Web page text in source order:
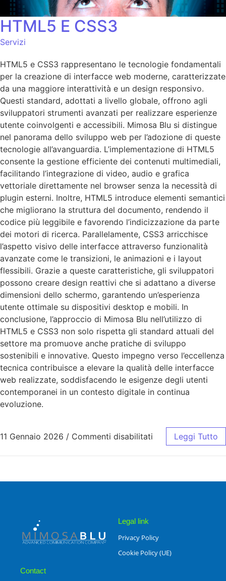
HTML5 E CSS3
Servizi
HTML5 e CSS3 rappresentano le tecnologie fondamentali
per la creazione di interfacce web moderne, caratterizzate
da una maggiore interattività e un design responsivo.
Questi standard, adottati a livello globale, offrono agli
sviluppatori strumenti avanzati per realizzare esperienze
utente coinvolgenti e accessibili. Mimosa Blu si distingue
nel panorama dello sviluppo web per l’adozione di queste
tecnologie all’avanguardia. L’implementazione di HTML5
consente la gestione efficiente dei contenuti multimediali,
facilitando l’integrazione di video, audio e grafica
vettoriale direttamente nel browser senza la necessità di
plugin esterni. Inoltre, HTML5 introduce elementi semantici
che migliorano la struttura del documento, rendendo il
codice più leggibile e favorendo l’indicizzazione da parte
dei motori di ricerca. Parallelamente, CSS3 arricchisce
l’aspetto visivo delle interfacce attraverso funzionalità
avanzate come le transizioni, le animazioni e i layout
flessibili. Grazie a queste caratteristiche, gli sviluppatori
possono creare design reattivi che si adattano a diverse
dimensioni dello schermo, garantendo un’esperienza
utente ottimale su dispositivi desktop e mobili. In
conclusione, l’approccio di Mimosa Blu nell’utilizzo di
HTML5 e CSS3 non solo rispetta gli standard attuali del
settore ma promuove anche pratiche di sviluppo
sostenibili e innovative. Questo impegno verso l’eccellenza
tecnica contribuisce a elevare la qualità delle interfacce
web realizzate, soddisfacendo le esigenze degli utenti
contemporanei in un contesto digitale in continua
evoluzione.
11 Gennaio 2026 / Commenti disabilitati Leggi Tutto
Legal link
Privacy Policy
Cookie Policy (UE)
Contact